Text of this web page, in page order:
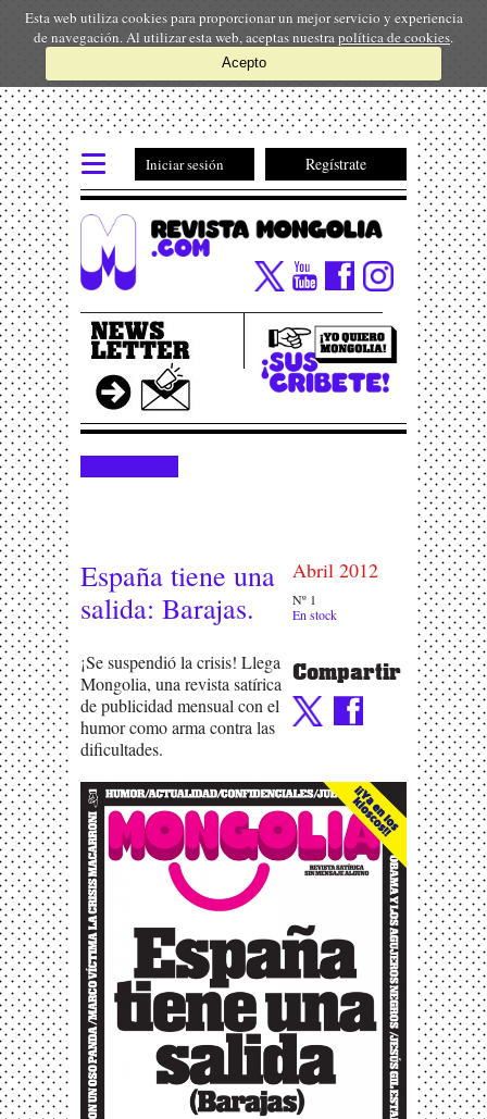
Esta web utiliza cookies para proporcionar un mejor servicio y experiencia
de navegación. Al utilizar esta web, aceptas nuestra política de cookies.
Acepto
Iniciar sesión Regístrate
España tiene una
salida: Barajas.
¡Se suspendió la crisis! Llega
Mongolia, una revista satírica
de publicidad mensual con el
humor como arma contra las
dificultades.
Abril 2012
Nº 1
En stock
Compartir